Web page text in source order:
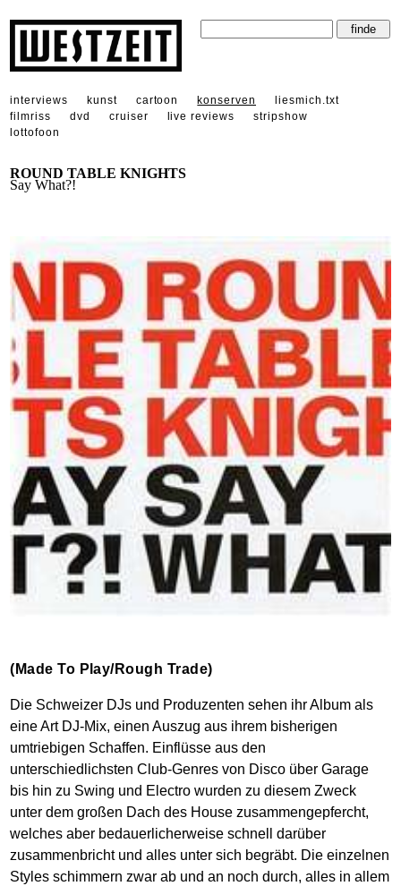
interviews kunst cartoon konserven
liesmich.txt
filmriss
dvd cruiser live reviews
stripshow
lottofoon
ROUND TABLE KNIGHTS
Say What?!
(Made To Play/Rough Trade)
Die Schweizer DJs und Produzenten sehen ihr Album als
eine Art DJ-Mix, einen Auszug aus ihrem bisherigen
umtriebigen Schaffen. Einflüsse aus den
unterschiedlichsten Club-Genres von Disco über Garage
bis hin zu Swing und Electro wurden zu diesem Zweck
unter dem großen Dach des House zusammengepfercht,
welches aber bedauerlicherweise schnell darüber
zusammenbricht und alles unter sich begräbt. Die einzelnen
Styles schimmern zwar ab und an noch durch, alles in allem